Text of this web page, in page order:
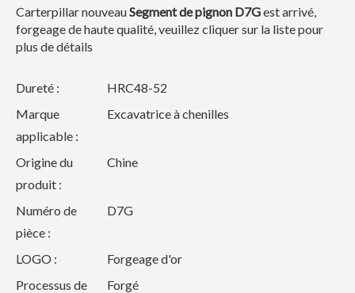
Carterpillar nouveauSegment de pignon D7Gest arrivé,
forgeage de haute qualité, veuillez cliquer sur la liste pour
plus de détails
Dureté :
HRC48-52
Marque
applicable :
Excavatrice à chenilles
Origine du
produit :
Chine
Numéro de
pièce :
D7G
LOGO :
Forgeage d'or
Processus de
Forgé